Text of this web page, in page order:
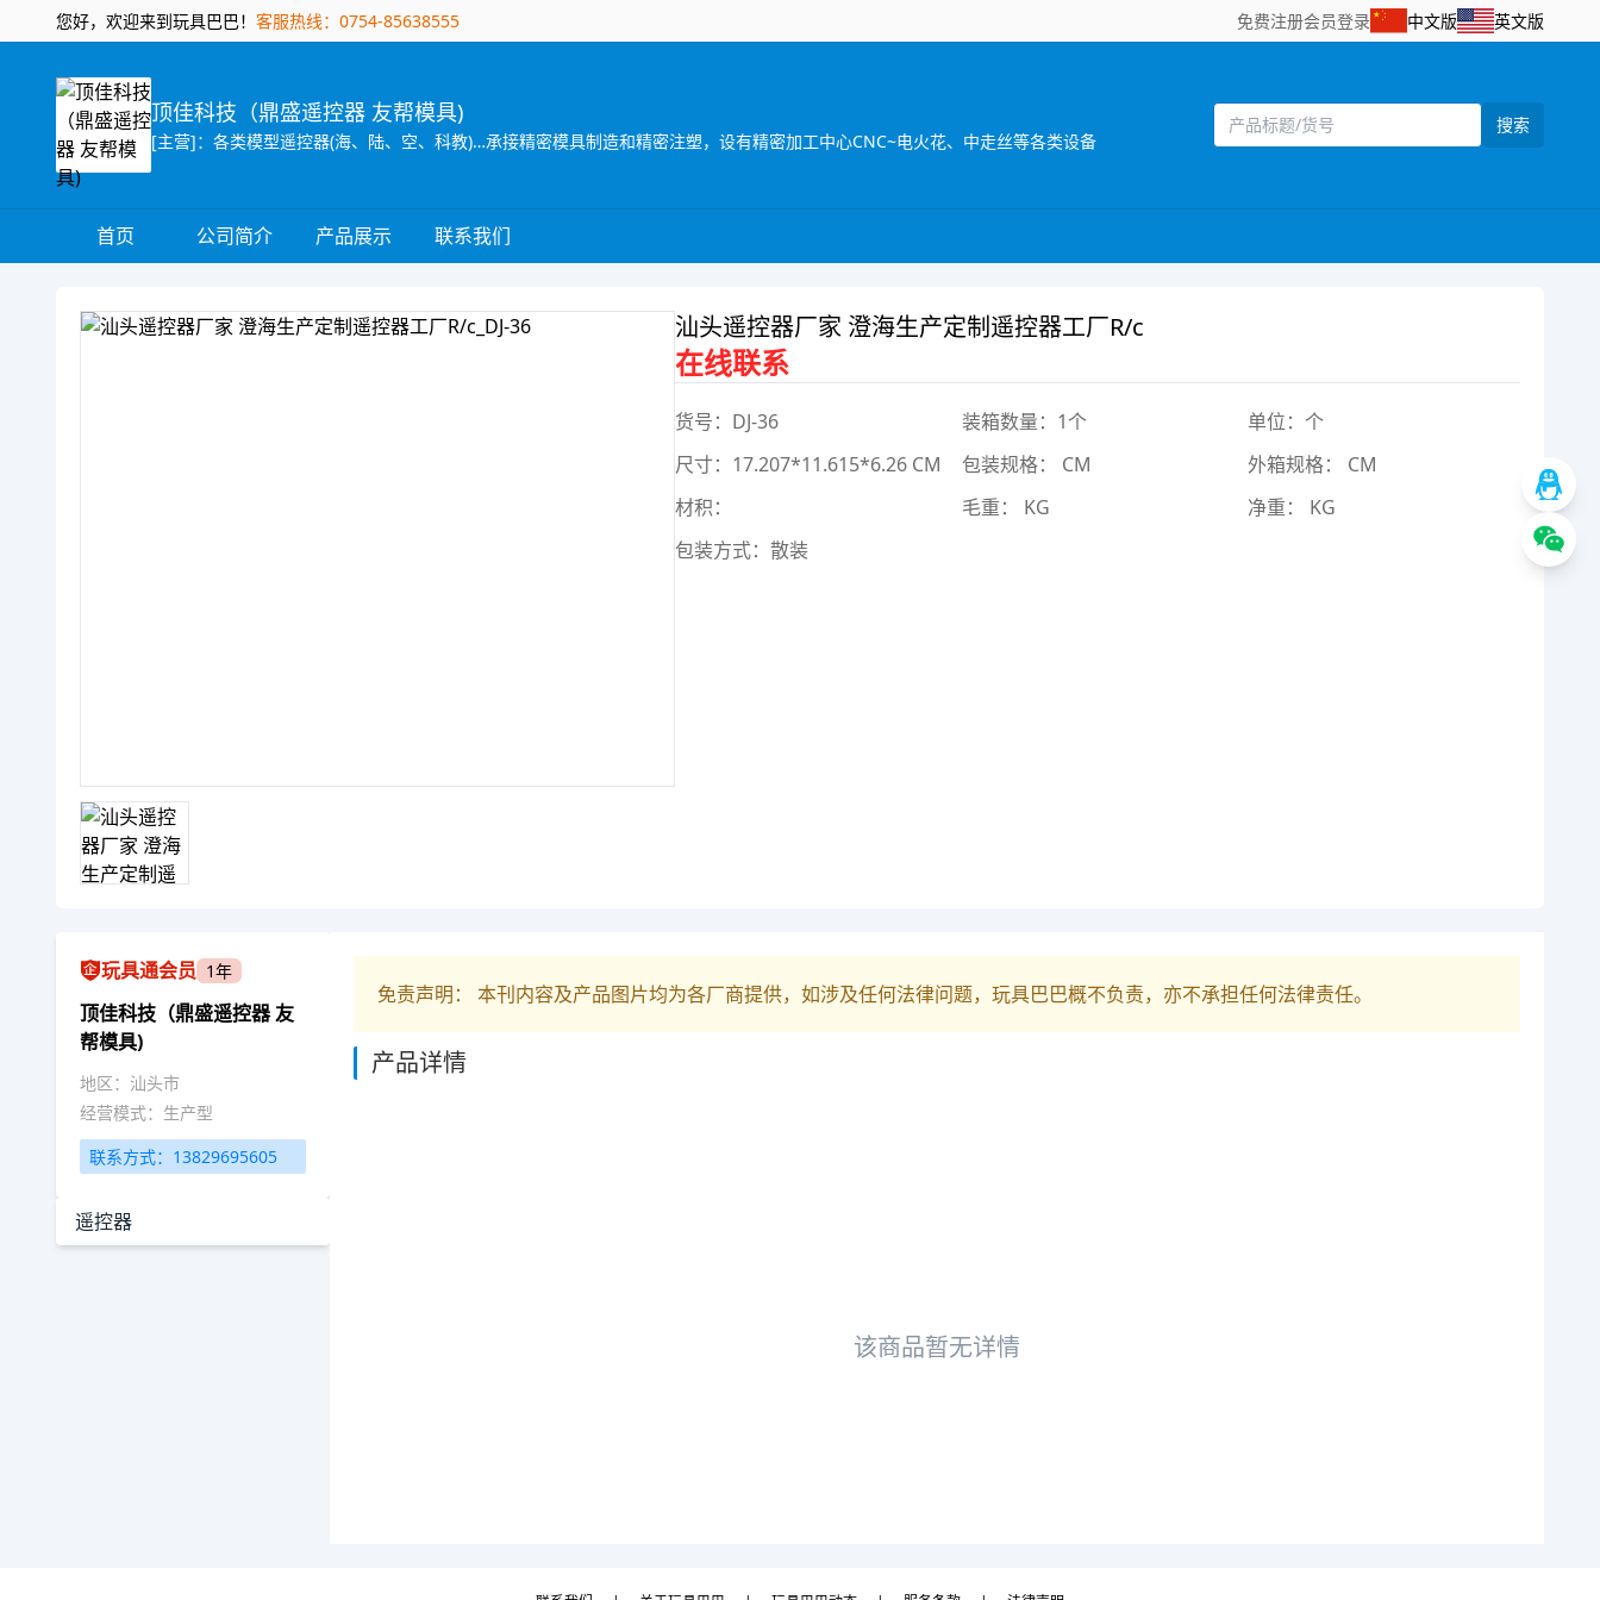
您好，欢迎来到玩具巴巴！ 客服热线：0754-85638555 免费注册会员登录 中文版 英文版
顶佳科技（鼎盛遥控器 友帮模具)
[主营]：各类模型遥控器(海、陆、空、科教)…承接精密模具制造和精密注塑，设有精密加工中心CNC~电火花、中走丝等各类设备
搜索
首页 公司简介 产品展示 联系我们
汕头遥控器厂家 澄海生产定制遥控器工厂R/c
在线联系
货号：DJ-36 装箱数量：1个
单位：个
尺寸：17.207*11.615*6.26 CM
包装规格： CM
外箱规格： CM
材积：
毛重： KG
净重： KG
包装方式：散装
玩具通会员 1年
顶佳科技（鼎盛遥控器 友
帮模具)
地区：汕头市
经营模式：生产型
联系方式：13829695605
遥控器
免责声明： 本刊内容及产品图片均为各厂商提供，如涉及任何法律问题，玩具巴巴概不负责，亦不承担任何法律责任。
产品详情
该商品暂无详情